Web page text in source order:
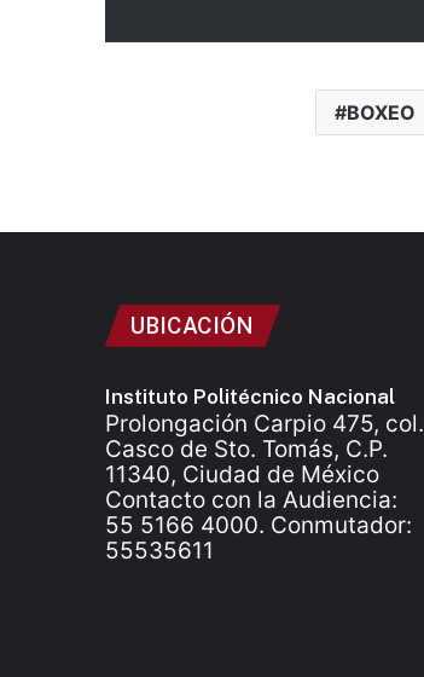
BOXEO
UBICACIÓN
Instituto Politécnico Nacional
Prolongación Carpio 475, col.
Casco de Sto. Tomás, C.P.
11340, Ciudad de México
Contacto con la Audiencia:
55 5166 4000. Conmutador:
55535611